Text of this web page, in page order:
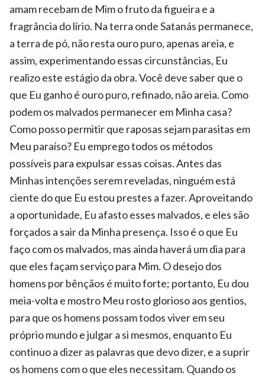
amam recebam de Mim o fruto da figueira e a
fragrância do lírio. Na terra onde Satanás permanece,
a terra de pó, não resta ouro puro, apenas areia, e
assim, experimentando essas circunstâncias, Eu
realizo este estágio da obra. Você deve saber que o
que Eu ganho é ouro puro, refinado, não areia. Como
podem os malvados permanecer em Minha casa?
Como posso permitir que raposas sejam parasitas em
Meu paraíso? Eu emprego todos os métodos
possíveis para expulsar essas coisas. Antes das
Minhas intenções serem reveladas, ninguém está
ciente do que Eu estou prestes a fazer. Aproveitando
a oportunidade, Eu afasto esses malvados, e eles são
forçados a sair da Minha presença. Isso é o que Eu
faço com os malvados, mas ainda haverá um dia para
que eles façam serviço para Mim. O desejo dos
homens por bênçãos é muito forte; portanto, Eu dou
meia-volta e mostro Meu rosto glorioso aos gentios,
para que os homens possam todos viver em seu
próprio mundo e julgar a si mesmos, enquanto Eu
continuo a dizer as palavras que devo dizer, e a suprir
os homens com o que eles necessitam. Quando os